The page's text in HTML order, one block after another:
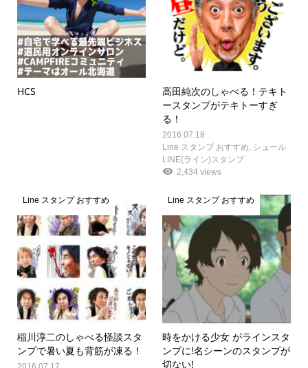
HCS
高田純次のしゃべる！テキト
ースタンプがテキトーすぎ
る！
2016.07.18
Line スタンプ おすすめ, シュール
LINE(ライン)スタンプ
2,434 views
Line スタンプ おすすめ
稲川淳二のしゃべる怪談スタ
ンプで暑い夏も背筋が凍る！
Line スタンプ おすすめ
時をかける少女 がラインスタ
ンプに!名シーンのスタンプが
切ない!